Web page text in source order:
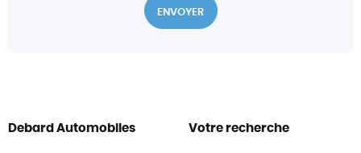
Debard Automobiles Votre recherche